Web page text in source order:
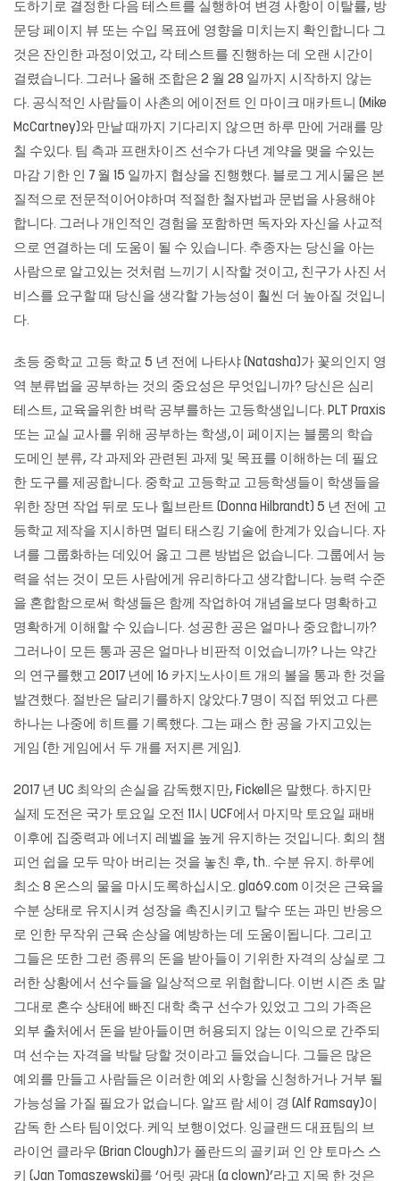
도하기로 결정한 다음 테스트를 실행하여 변경 사항이 이탈률, 방
문당 페이지 뷰 또는 수입 목표에 영향을 미치는지 확인합니다 그
것은 잔인한 과정이었고, 각 테스트를 진행하는 데 오랜 시간이
걸렸습니다. 그러나 올해 조합은 2 월 28 일까지 시작하지 않는
다. 공식적인 사람들이 사촌의 에이전트 인 마이크 매카트니 (Mike
McCartney)와 만날 때까지 기다리지 않으면 하루 만에 거래를 망
칠 수있다. 팀 측과 프랜차이즈 선수가 다년 계약을 맺을 수있는
마감 기한 인 7 월 15 일까지 협상을 진행했다. 블로그 게시물은 본
질적으로 전문적이어야하며 적절한 철자법과 문법을 사용해야
합니다. 그러나 개인적인 경험을 포함하면 독자와 자신을 사교적
으로 연결하는 데 도움이 될 수 있습니다. 추종자는 당신을 아는
사람으로 알고있는 것처럼 느끼기 시작할 것이고, 친구가 사진 서
비스를 요구할 때 당신을 생각할 가능성이 훨씬 더 높아질 것입니
다.
초등 중학교 고등 학교 5 년 전에 나타샤 (Natasha)가 꽃의인지 영
역 분류법을 공부하는 것의 중요성은 무엇입니까? 당신은 심리
테스트, 교육을위한 벼락 공부를하는 고등학생입니다. PLT Praxis
또는 교실 교사를 위해 공부하는 학생,이 페이지는 블룸의 학습
도메인 분류, 각 과제와 관련된 과제 및 목표를 이해하는 데 필요
한 도구를 제공합니다. 중학교 고등학교 고등학생들이 학생들을
위한 장면 작업 뒤로 도나 힐브란트 (Donna Hilbrandt) 5 년 전에 고
등학교 제작을 지시하면 멀티 태스킹 기술에 한계가 있습니다. 자
녀를 그룹화하는 데있어 옳고 그른 방법은 없습니다. 그룹에서 능
력을 섞는 것이 모든 사람에게 유리하다고 생각합니다. 능력 수준
을 혼합함으로써 학생들은 함께 작업하여 개념을보다 명확하고
명확하게 이해할 수 있습니다. 성공한 공은 얼마나 중요합니까?
그러나이 모든 통과 공은 얼마나 비판적 이었습니까? 나는 약간
의 연구를했고 2017 년에 16 카지노사이트 개의 볼을 통과 한 것을
발견했다. 절반은 달리기를하지 않았다.7 명이 직접 뛰었고 다른
하나는 나중에 히트를 기록했다. 그는 패스 한 공을 가지고있는
게임 (한 게임에서 두 개를 저지른 게임).
2017 년 UC 최악의 손실을 감독했지만, Fickell은 말했다. 하지만
실제 도전은 국가 토요일 오전 11시 UCF에서 마지막 토요일 패배
이후에 집중력과 에너지 레벨을 높게 유지하는 것입니다. 회의 챔
피언 쉽을 모두 막아 버리는 것을 놓친 후, th.. 수분 유지. 하루에
최소 8 온스의 물을 마시도록하십시오. gla69.com 이것은 근육을
수분 상태로 유지시켜 성장을 촉진시키고 탈수 또는 과민 반응으
로 인한 무작위 근육 손상을 예방하는 데 도움이됩니다. 그리고
그들은 또한 그런 종류의 돈을 받아들이 기위한 자격의 상실로 그
러한 상황에서 선수들을 일상적으로 위협합니다. 이번 시즌 초 말
그대로 혼수 상태에 빠진 대학 축구 선수가 있었고 그의 가족은
외부 출처에서 돈을 받아들이면 허용되지 않는 이익으로 간주되
며 선수는 자격을 박탈 당할 것이라고 들었습니다. 그들은 많은
예외를 만들고 사람들은 이러한 예외 사항을 신청하거나 거부 될
가능성을 가질 필요가 없습니다. 알프 람 세이 경 (Alf Ramsay)이
감독 한 스타 팀이었다. 케익 보행이었다. 잉글랜드 대표팀의 브
라이언 클라우 (Brian Clough)가 폴란드의 골키퍼 인 얀 토마스 스
키 (Jan Tomaszewski)를 ‘어릿 광대 (a clown)’라고 지목 한 것은